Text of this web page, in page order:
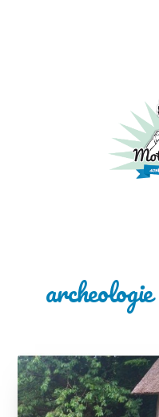
archeologie